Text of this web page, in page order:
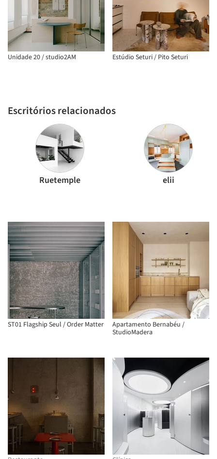
Unidade 20 / studio2AM
Escritórios relacionados
Ruetemple elii
Estúdio Seturi / Pito Seturi
ST01 Flagship Seul / Order Matter
Apartamento Bernabéu /
StudioMadera